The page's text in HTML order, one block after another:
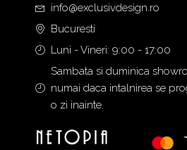
info@exclusivdesign.ro
Bucuresti
Luni - Vineri: 9:00 - 17:00
Sambata si duminica
numai daca intalnirea se
o zi inainte.